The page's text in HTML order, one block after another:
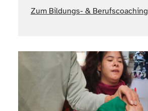
Zum Bildungs- & Berufscoaching